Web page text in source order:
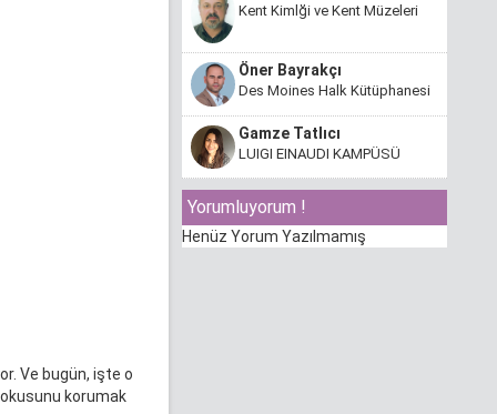
Ve bugün, işte o
korumak
Kent Kimlği ve Kent Müzeleri
Öner Bayrakçı
Des Moines Halk Kütüphanesi
Gamze Tatlıcı
LUIGI EINAUDI KAMPÜSÜ
Yorumluyorum !
Henüz Yorum Yazılmamış